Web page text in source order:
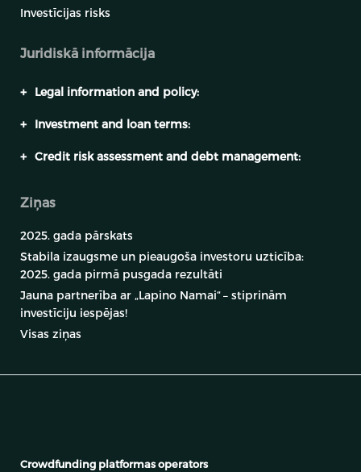
Investīcijas risks
Juridiskā informācija
+ Legal information and policy:
+ Investment and loan terms:
+ Credit risk assessment and debt management:
Ziņas
2025. gada pārskats
Stabila izaugsme un pieaugoša investoru uzticība:
2025. gada pirmā pusgada rezultāti
Jauna partnerība ar „Lapino Namai“ – stiprinām
investīciju iespējas!
Visas ziņas
Crowdfunding platformas operators